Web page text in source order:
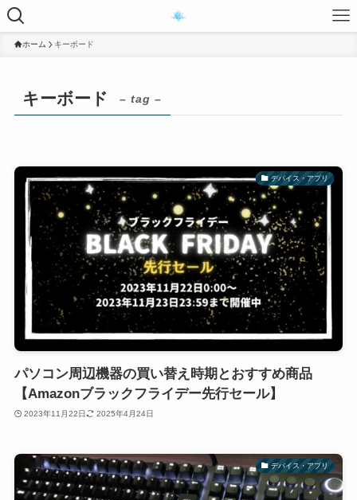
ホーム キーボード
キーボード – tag –
デバイス・アプリ
パソコン周辺機器の買い替え時期とおすすめ商品
【Amazonブラックフライデー先行セール】
2023年11月22日 2025年4月24日
デバイス・アプリ